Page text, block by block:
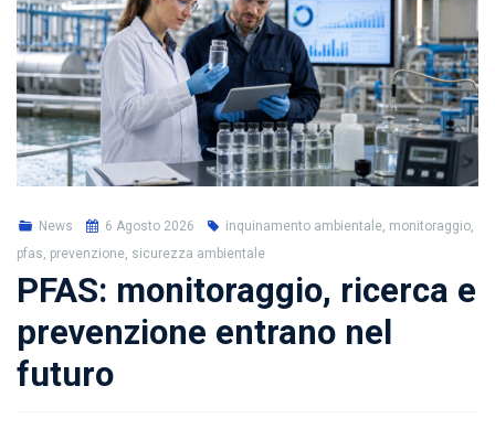
News 6 Agosto 2026
inquinamento ambientale, monitoraggio,
pfas, prevenzione, sicurezza ambientale
PFAS: monitoraggio, ricerca e
prevenzione entrano nel
futuro